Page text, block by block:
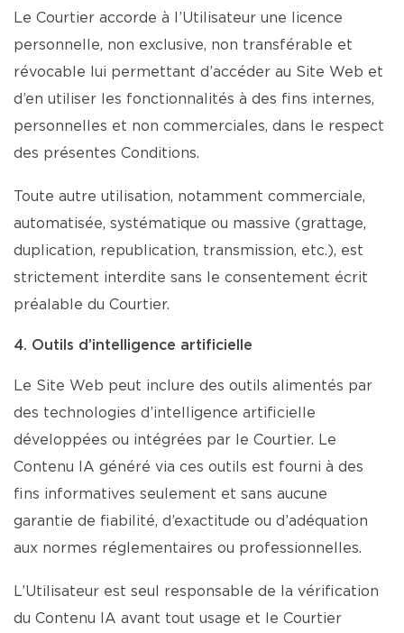
Le Courtier accorde à l’Utilisateur une licence
personnelle, non exclusive, non transférable et
révocable lui permettant d’accéder au Site Web et
d’en utiliser les fonctionnalités à des fins internes,
personnelles et non commerciales, dans le respect
des présentes Conditions.
Toute autre utilisation, notamment commerciale,
automatisée, systématique ou massive (grattage,
duplication, republication, transmission, etc.), est
strictement interdite sans le consentement écrit
préalable du Courtier.
4. Outils d’intelligence artificielle
Le Site Web peut inclure des outils alimentés par
des technologies d’intelligence artificielle
développées ou intégrées par le Courtier. Le
Contenu IA généré via ces outils est fourni à des
fins informatives seulement et sans aucune
garantie de fiabilité, d’exactitude ou d’adéquation
aux normes réglementaires ou professionnelles.
L’Utilisateur est seul responsable de la vérification
du Contenu IA avant tout usage et le Courtier